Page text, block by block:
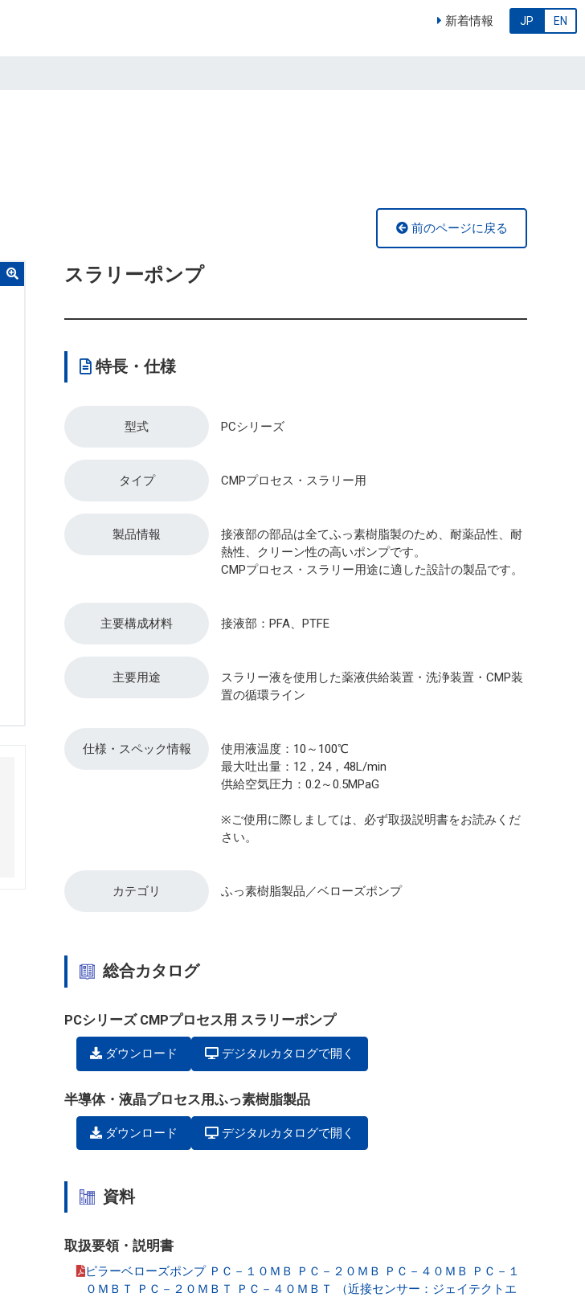
新着情報 JP EN
前のページに戻る
スラリーポンプ
特長・仕様
型式 PCシリーズ
タイプ CMPプロセス・スラリー用
製品情報
接液部の部品は全てふっ素樹脂製のため、耐薬品性、耐
熱性、クリーン性の高いポンプです。
CMPプロセス・スラリー用途に適した設計の製品です。
主要構成材料 接液部：PFA、PTFE
主要用途
スラリー液を使用した薬液供給装置・洗浄装置・CMP装
置の循環ライン
仕様・スペック情報
使用液温度：10～100℃
最大吐出量：12，24，48L/min
供給空気圧力：0.2～0.5MPaG
※ご使用に際しましては、必ず取扱説明書をお読みくだ
さい。
カテゴリ ふっ素樹脂製品／ベローズポンプ
総合カタログ
PCシリーズ CMPプロセス用 スラリーポンプ
ダウンロード デジタルカタログで開く
半導体・液晶プロセス用ふっ素樹脂製品
ダウンロード デジタルカタログで開く
資料
取扱要領・説明書
ピラーベローズポンプ ＰＣ－１０ＭＢ ＰＣ－２０ＭＢ ＰＣ－４０ＭＢ ＰＣ－１
０ＭＢＴ ＰＣ－２０ＭＢＴ ＰＣ－４０ＭＢＴ （近接センサー：ジェイテクトエ